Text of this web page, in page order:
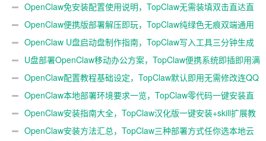
OpenClaw免安装配置使用说明，TopClaw无需装填双击直达直
连飞书OpenClaw便携版部署解压即玩，TopClaw纯绿色无痕双端通用
免费满血
OpenClaw U盘启动盘制作指南，TopClaw写入工具三分钟生成
随身AIU盘部署OpenClaw移动办公方案，TopClaw便携系统即插即用满
血开箱OpenClaw配置教程基础设定，TopClaw默认即用无需修改连QQ
微信OpenClaw本地部署环境要求一览，TopClaw零代码一键安装直
连微信教程
OpenClaw安装指南大全，TopClaw汉化版一键安装+skill扩展教
程 OpenClaw安装方法汇总，TopClaw三种部署方式任你选本地云